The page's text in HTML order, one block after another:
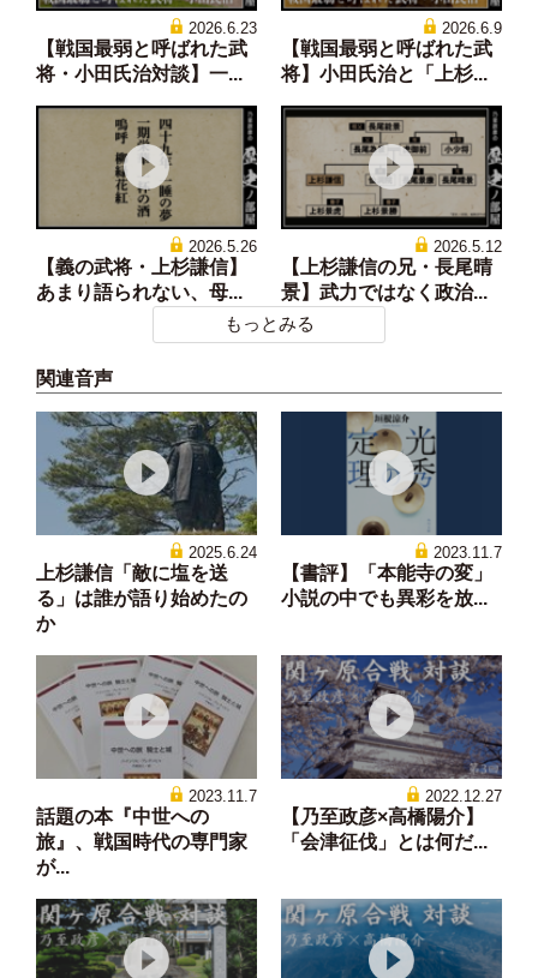
2026.6.23
【戦国最弱と呼ばれた武
将・小田氏治対談】一...
2026.6.9
【戦国最弱と呼ばれた武
将】小田氏治と「上杉...
2026.5.26
【義の武将・上杉謙信】
あまり語られない、母...
2026.5.12
【上杉謙信の兄・長尾晴
景】武力ではなく政治...
もっとみる
関連音声
2025.6.24
上杉謙信「敵に塩を送
る」は誰が語り始めたの
か
2023.11.7
【書評】「本能寺の変」
小説の中でも異彩を放...
2023.11.7
話題の本『中世への
旅』、戦国時代の専門家
が...
2022.12.27
【乃至政彦×高橋陽介】
「会津征伐」とは何だ...